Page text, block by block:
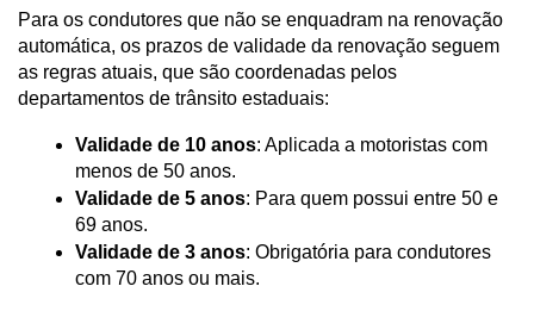
Para os condutores que não se enquadram na renovação
automática, os prazos de validade da renovação seguem
as regras atuais, que são coordenadas pelos
departamentos de trânsito estaduais:
Validade de 10 anos: Aplicada a motoristas com
menos de 50 anos.
Validade de 5 anos: Para quem possui entre 50 e
69 anos.
Validade de 3 anos: Obrigatória para condutores
com 70 anos ou mais.